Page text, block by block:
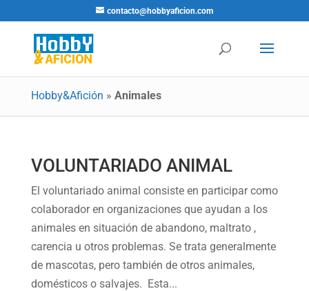
contacto@hobbyaficion.com
Hobby&Afición » Animales
VOLUNTARIADO ANIMAL
El voluntariado animal consiste en participar como
colaborador en organizaciones que ayudan a los
animales en situación de abandono, maltrato ,
carencia u otros problemas. Se trata generalmente
de mascotas, pero también de otros animales,
domésticos o salvajes. Esta...